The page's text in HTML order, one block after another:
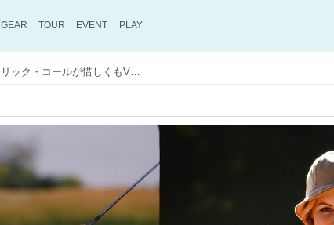
GEAR TOUR EVENT PLAY
プレーオフ進出のルーキー、エリック・コールが惜しくもV逸。彼は一世を風靡したあのローラ・ボーの息子だった！